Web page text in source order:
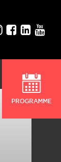
PROGRAMME